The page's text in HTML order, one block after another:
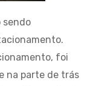
sendo
foi
na parte de trás